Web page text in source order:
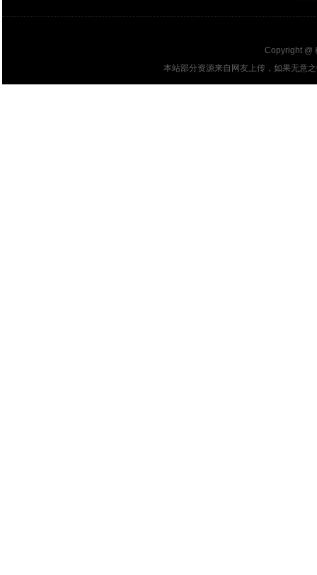
Copyright @
本站部分资源来自网友上传，如果无意